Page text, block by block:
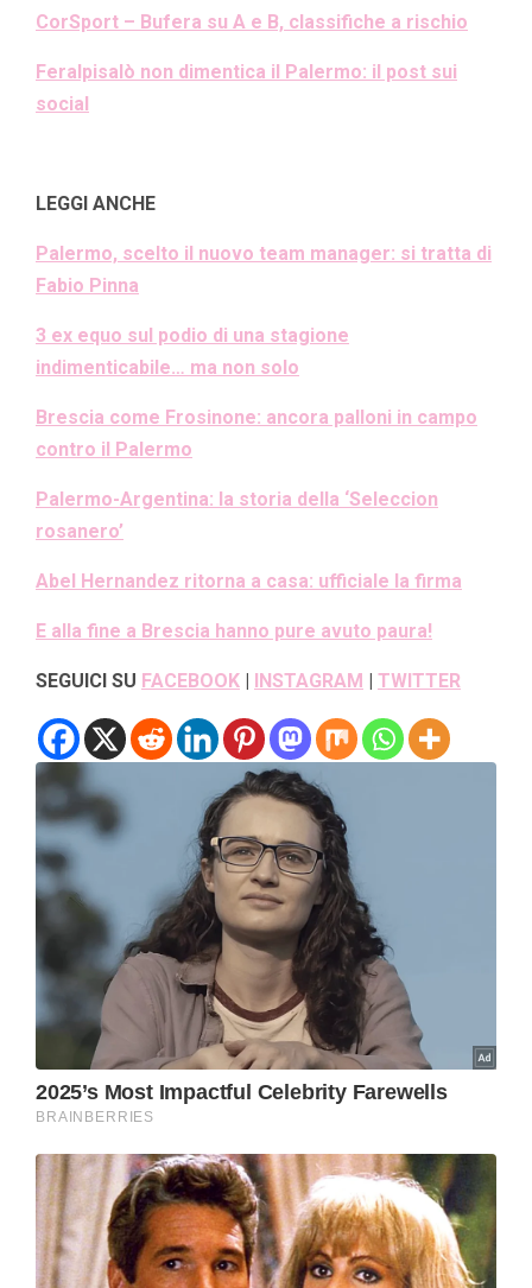
CorSport – Bufera su A e B, classifiche a rischio
Feralpisalò non dimentica il Palermo: il post sui
social
LEGGI ANCHE
Palermo, scelto il nuovo team manager: si tratta di
Fabio Pinna
3 ex equo sul podio di una stagione
indimenticabile… ma non solo
Brescia come Frosinone: ancora palloni in campo
contro il Palermo
Palermo-Argentina: la storia della ‘Seleccion
rosanero’
Abel Hernandez ritorna a casa: ufficiale la firma
E alla fine a Brescia hanno pure avuto paura!
SEGUICI SU FACEBOOK INSTAGRAM TWITTER